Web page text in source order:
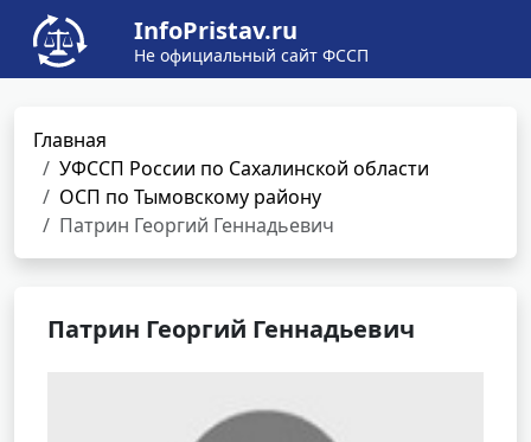
InfoPristav.ru
Не официальный сайт ФССП
Главная
УФССП России по Сахалинской области
ОСП по Тымовскому району
Патрин Георгий Геннадьевич
Патрин Георгий Геннадьевич